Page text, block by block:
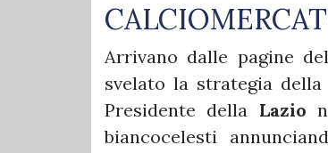
Arrivano dalle pagine del
svelato la strategia
Presidente della Lazio
biancocelesti